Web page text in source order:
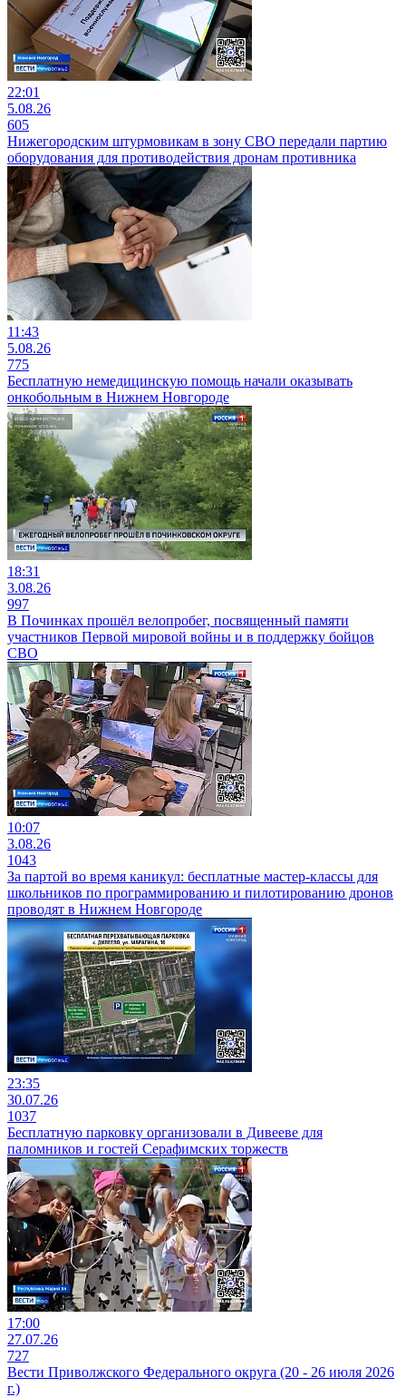
22:01
5.08.26
605
Нижегородским штурмовикам в зону СВО передали партию
оборудования для противодействия дронам противника
11:43
5.08.26
775
Бесплатную немедицинскую помощь начали оказывать
онкобольным в Нижнем Новгороде
18:31
3.08.26
997
В Починках прошёл велопробег, посвященный памяти
участников Первой мировой войны и в поддержку бойцов
СВО
10:07
3.08.26
1043
За партой во время каникул: бесплатные мастер-классы для
школьников по программированию и пилотированию дронов
проводят в Нижнем Новгороде
23:35
30.07.26
1037
Бесплатную парковку организовали в Дивееве для
паломников и гостей Серафимских торжеств
17:00
27.07.26
727
Вести Приволжского Федерального округа (20 - 26 июля 2026
г.)